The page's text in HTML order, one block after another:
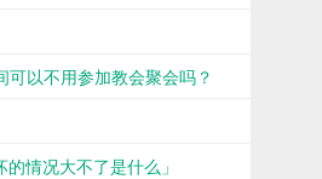
以不用参加教会聚会吗？
情况大不了是什么」